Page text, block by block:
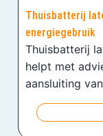
Thuisbatterij
energiegebruik
Thuisbatterij
helpt met
aansluiting